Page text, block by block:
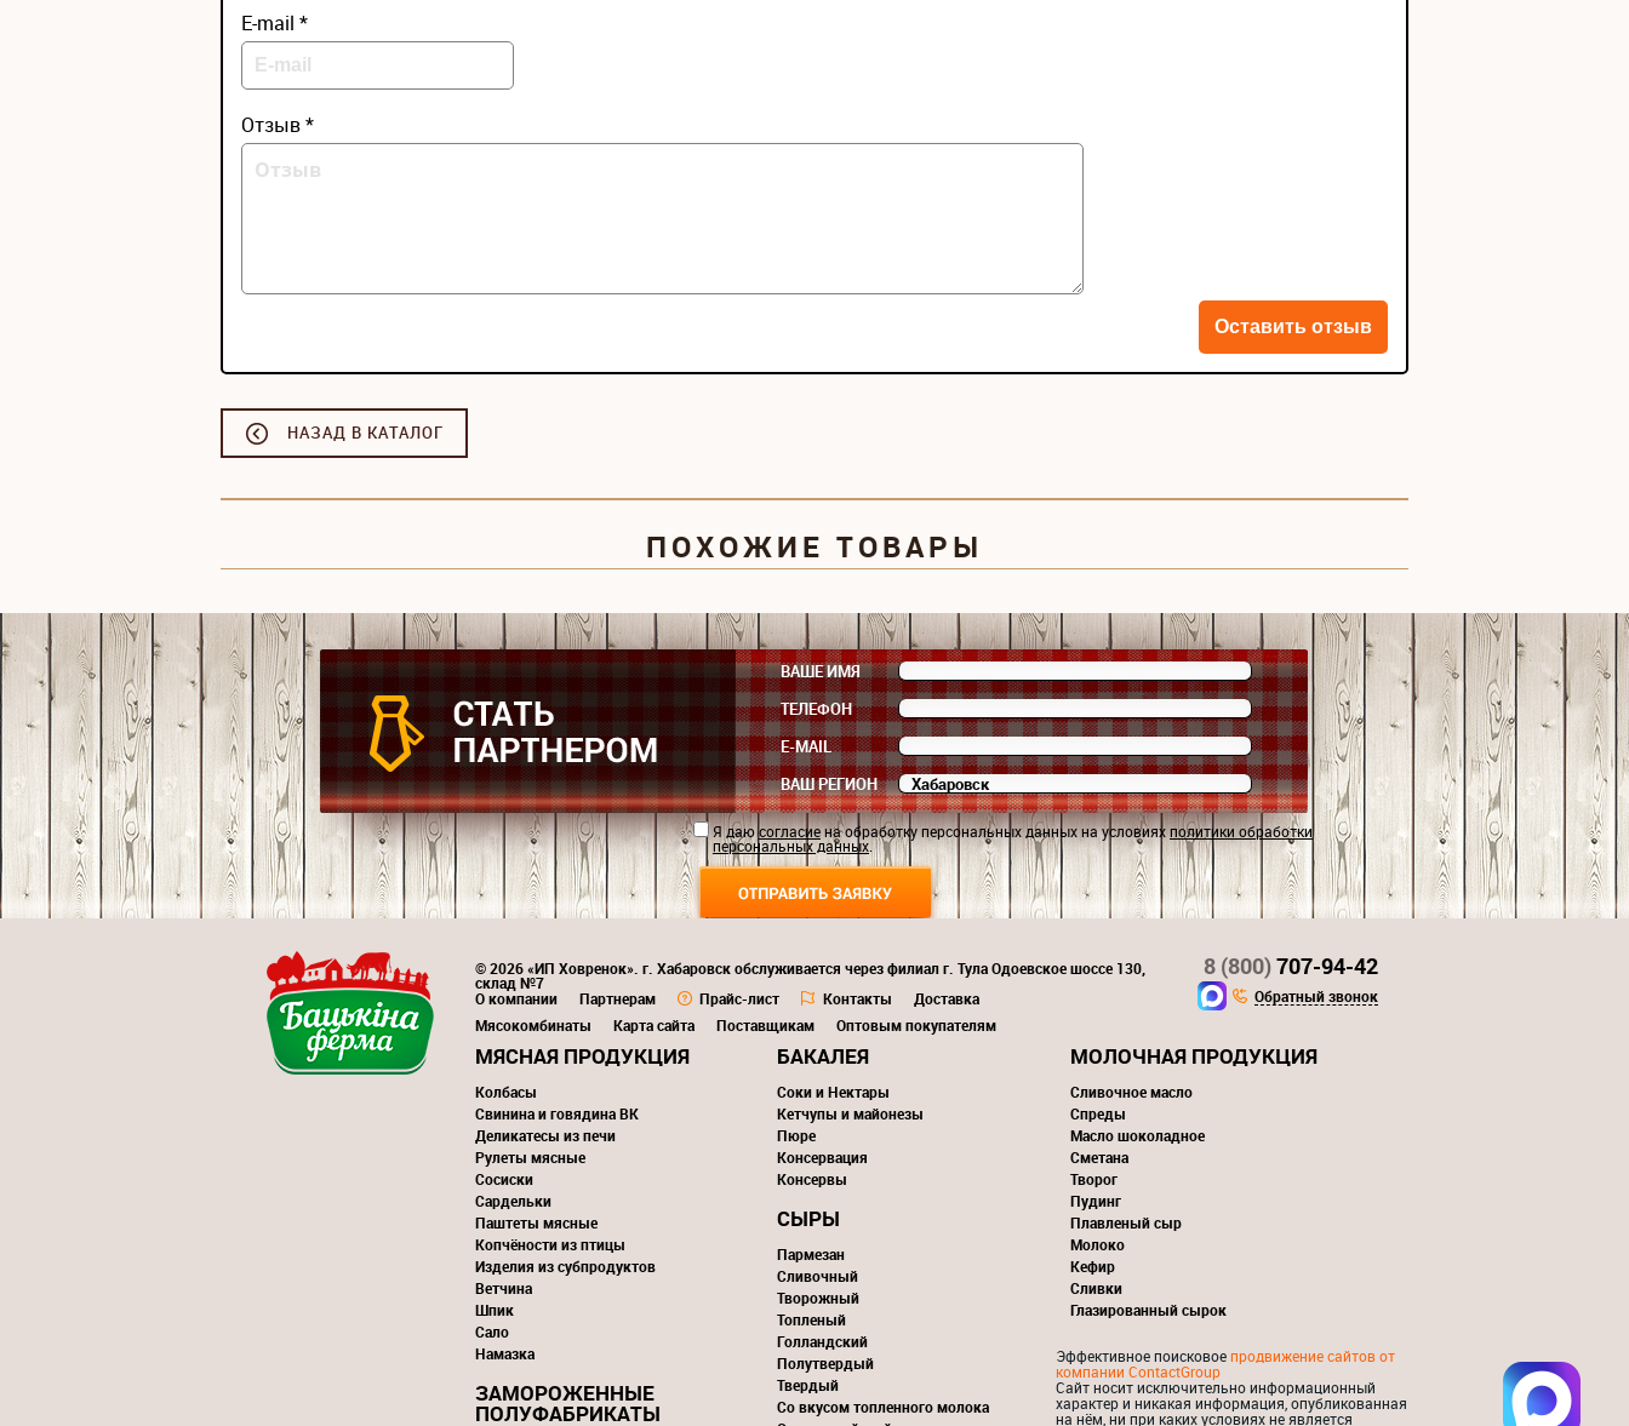
E-mail *
Отзыв *
НАЗАД В КАТАЛОГ
ПОХОЖИЕ ТОВАРЫ
ВАШЕ ИМЯ
ТЕЛЕФОН
E-MAIL
ВАШ РЕГИОН
Я даюсогласиена обработку персональных данных на условияхполитики обработки
персональных данных.
© 2026 «ИП Ховренок». г. Хабаровск обслуживается через филиал г. Тула Одоевское шоссе 130,
склад №7
О компании
Партнерам Прайс-лист Контакты
Доставка
Мясокомбинаты
Карта сайта Поставщикам Оптовым покупателям
8 (800)707-94-42
Обратный звонок
МЯСНАЯ ПРОДУКЦИЯ
Колбасы
Свинина и говядина ВК
Деликатесы из печи
Рулеты мясные
Сосиски
Сардельки
Паштеты мясные
Копчёности из птицы
Изделия из субпродуктов
Ветчина
Шпик
Сало
Намазка
ЗАМОРОЖЕННЫЕ
ПОЛУФАБРИКАТЫ
БАКАЛЕЯ
Соки и Нектары
Кетчупы и майонезы
Пюре
Консервация
Консервы
СЫРЫ
Пармезан
Сливочный
Творожный
Топленый
Голландский
Полутвердый
Твердый
Со вкусом топленного молока
МОЛОЧНАЯ ПРОДУКЦИЯ
Сливочное масло
Спреды
Масло шоколадное
Сметана
Творог
Пудинг
Плавленый сыр
Молоко
Кефир
Сливки
Глазированный сырок
Эффективное поисковоепродвижение сайтов от
компании ContactGroup
Сайт носит исключительно информационный
характер и никакая информация, опубликованная
на нём, ни при каких условиях не является